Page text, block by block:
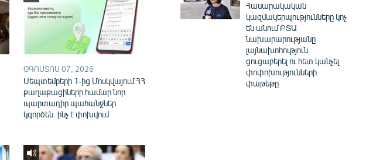
Հասարակական
կազմակերպությունները կոչ
են անում ԲՏԱ
նախարարությանը
լայնախոհություն
ցուցաբերել ու հետ կանչել
փոփոխությունների
փաթեթը
ՕԳՈՍՏՈՍ 07, 2026
Սեպտեմբերի 1-ից Մոսկվայում ՀՀ
քաղաքացիների համար նոր
պարտադիր պահանջներ
կգործեն. ինչ է փոխվում